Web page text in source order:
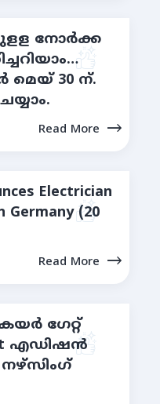
നോര്‍ക്ക
മെയ് 30 ന്.
Read More
Electrician
Germany (20
Read More
ഗേറ്റ്
എഡിഷൻ
നഴ്സിംഗ്